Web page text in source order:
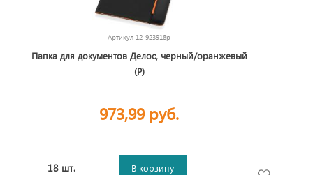
Артикул 12-923918p
Папка для документов Делос, черный/оранжевый
(P)
973,99 руб.
18 шт. В корзину